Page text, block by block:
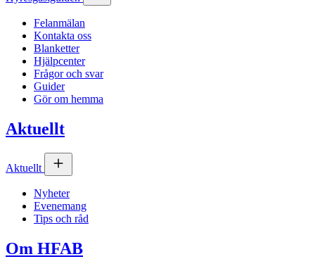
Felanmälan
Kontakta oss
Blanketter
Hjälpcenter
Frågor och svar
Guider
Gör om hemma
Aktuellt
Aktuellt
Nyheter
Evenemang
Tips och råd
Om HFAB